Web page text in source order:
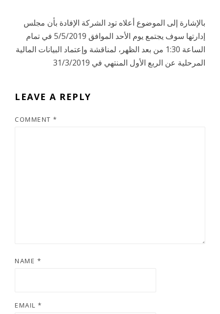
بالإشارة إلى الموضوع أعلاه تود الشركة الإفادة بأن مجلس
إدارتها سوف يجتمع يوم الأحد الموافق 5/5/2019 في تمام
الساعة 1:30 من بعد الظهر، لمناقشة وإعتماد البيانات المالية
المرحلية عن الربع الأول المنتهي في 31/3/2019
LEAVE A REPLY
COMMENT *
NAME *
EMAIL *